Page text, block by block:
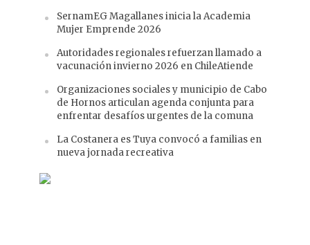
SernamEG Magallanes inicia la Academia
Mujer Emprende 2026
Autoridades regionales refuerzan llamado a
vacunación invierno 2026 en ChileAtiende
Organizaciones sociales y municipio de Cabo
de Hornos articulan agenda conjunta para
enfrentar desafíos urgentes de la comuna
La Costanera es Tuya convocó a familias en
nueva jornada recreativa